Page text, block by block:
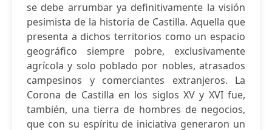
se debe arrumbar ya definitivamente la visión
pesimista de la historia de Castilla. Aquella que
presenta a dichos territorios como un espacio
geográfico siempre pobre, exclusivamente
agrícola y solo poblado por nobles, atrasados
campesinos y comerciantes extranjeros. La
Corona de Castilla en los siglos XV y XVI fue,
también, una tierra de hombres de negocios,
que con su espíritu de iniciativa generaron un